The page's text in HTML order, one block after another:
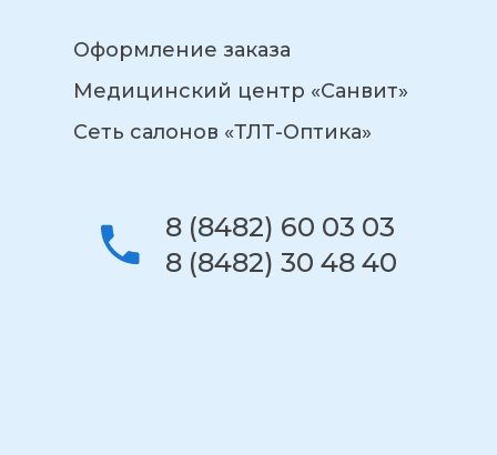
Оформление заказа
Медицинский центр «Санвит»
Сеть салонов «ТЛТ-Оптика»
8 (8482) 60 03 03
8 (8482) 30 48 40